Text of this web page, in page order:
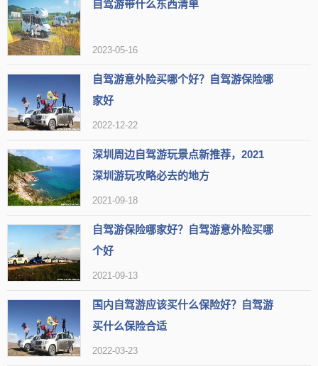
评论3：体验禅意生活
组图 地区
热度 69.8万人近期来过
【简介】无锡太湖鼋头渚风景区是无锡市滨湖区著名景点，环境
【开放时间】周一至周五 开放时间：08:00-16:30 周六至周日
开放时间：08:00-17:00
【地址】无锡市滨湖区鼋渚路1号，(0510)96889688
【标签】 自然景观
自驾游带什么东西清单
2023-05-16
自驾游意外险买哪个好？自驾游保险哪
家好
2022-12-22
深圳周边自驾游玩景点新推荐，2021
深圳游玩攻略必去的地方
2021-09-18
自驾游保险哪家好？自驾游意外险买哪
个好
2021-09-13
国内自驾游应该买什么保险好？自驾游
买什么保险合适
2022-03-23